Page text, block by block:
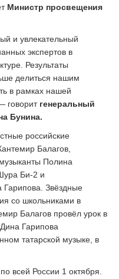
Министр просвещения
и увлекательный
экспертов в
Результаты
делиться нашим
в рамках нашей
говорит генеральный
Бунина.
российские
Балагов,
Полина
Би-2 и
Гарипова. Звёздные
со школьниками в
Балагов провёл урок в
Гарипова
татарской музыке, в
всей России 1 октября.